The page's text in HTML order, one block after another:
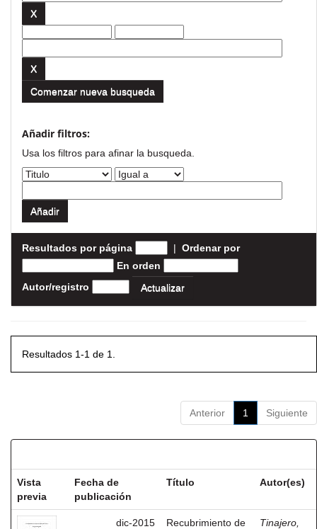
Comenzar nueva busqueda
Añadir filtros:
Usa los filtros para afinar la busqueda.
Resultados por página | Ordenar por
En orden
Autor/registro
Resultados 1-1 de 1.
Anterior 1 Siguiente
Vista
previa
Fecha de
publicación
Título Autor(es)
dic-2015
Recubrimiento de
Tinajero,